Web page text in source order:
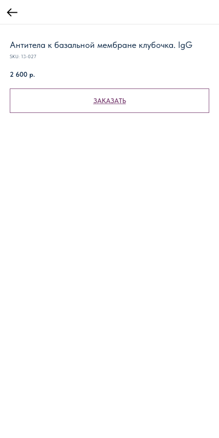
Антитела к базальной мембране клубочка. IgG
SKU: 13-027
2 600 р.
ЗАКАЗАТЬ